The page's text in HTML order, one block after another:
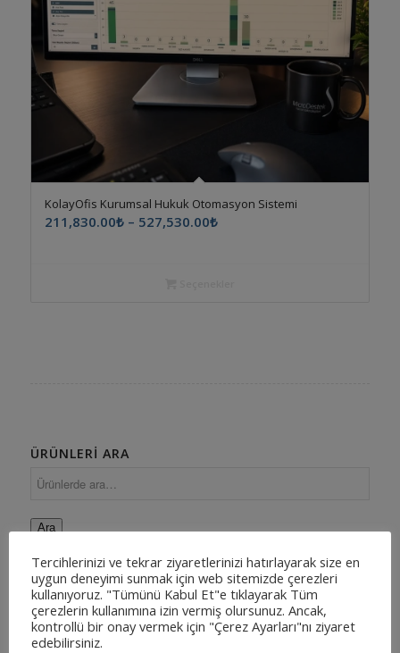
KolayOfis Kurumsal Hukuk Otomasyon Sistemi
211,830.00₺ – 527,530.00₺Fiyat
ÜRÜNLERI ARA
Ara
ÜRÜN KATEGORILERI
Bakiye
Hukuk Yazılımı
Tercihlerinizi ve tekrar ziyaretlerinizi hatırlayarak size en
uygun deneyimi sunmak için web sitemizde çerezleri
kullanıyoruz. "Tümünü Kabul Et"e tıklayarak Tüm
çerezlerin kullanımına izin vermiş olursunuz. Ancak,
kontrollü bir onay vermek için "Çerez Ayarları"nı ziyaret
edebilirsiniz.